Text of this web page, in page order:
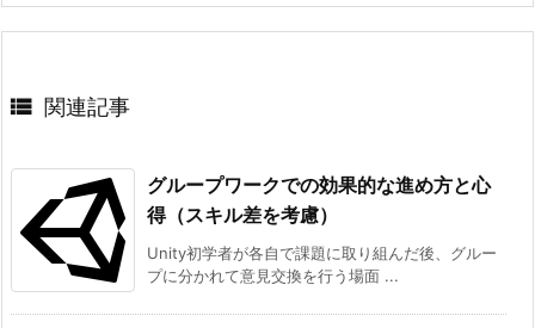
 関連記事
グループワークでの効果的な進め方と心
得（スキル差を考慮）
Unity初学者が各自で課題に取り組んだ後、グルー
プに分かれて意見交換を行う場面 ...